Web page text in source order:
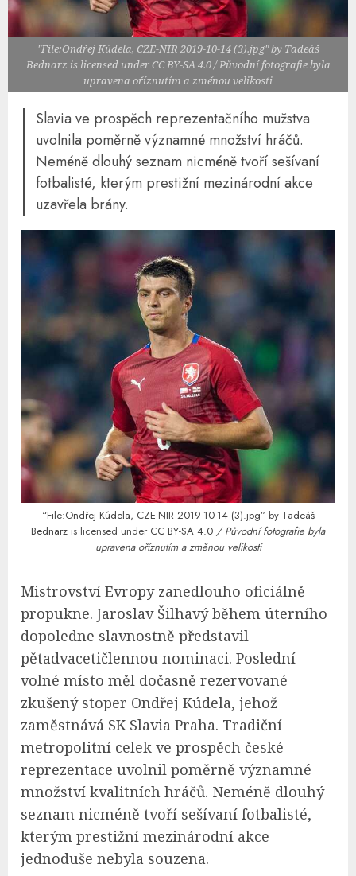
"File:Ondřej Kúdela, CZE-NIR 2019-10-14 (3).jpg" by Tadeáš
Bednarz is licensed under CC BY-SA 4.0 / Původní fotografie byla
upravena oříznutím a změnou velikosti
Slavia ve prospěch reprezentačního mužstva
uvolnila poměrně významné množství hráčů.
Neméně dlouhý seznam nicméně tvoří sešívaní
fotbalisté, kterým prestižní mezinárodní akce
uzavřela brány.
“File:Ondřej Kúdela, CZE-NIR 2019-10-14 (3).jpg” by Tadeáš
Bednarz is licensed under CC BY-SA 4.0 / Původní fotografie byla
upravena oříznutím a změnou velikosti
Mistrovství Evropy zanedlouho oficiálně
propukne. Jaroslav Šilhavý během úterního
dopoledne slavnostně představil
pětadvacetičlennou nominaci. Poslední
volné místo měl dočasně rezervované
zkušený stoper Ondřej Kúdela, jehož
zaměstnává SK Slavia Praha. Tradiční
metropolitní celek ve prospěch české
reprezentace uvolnil poměrně významné
množství kvalitních hráčů. Neméně dlouhý
seznam nicméně tvoří sešívaní fotbalisté,
kterým prestižní mezinárodní akce
jednoduše nebyla souzena.